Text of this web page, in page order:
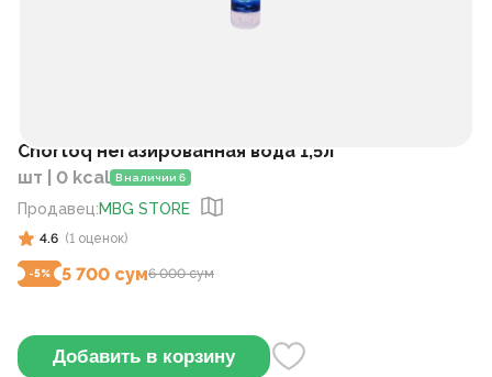
Chortoq негазированная вода 1,5л
шт | 0 kcal В наличии 6
Продавец:MBG STORE
4.6 (1 оценок)
-5% 5 700 сум6 000 сум
Добавить в корзину